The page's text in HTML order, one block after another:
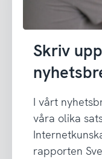
Skriv
I vårt
våra olika
rapporten